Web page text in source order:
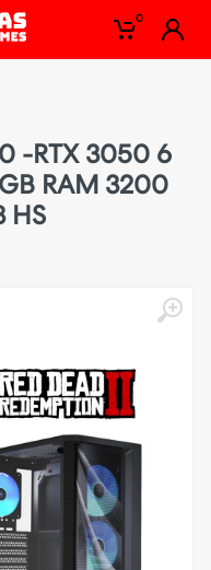
0
-RTX 3050 6
RAM 3200
HS